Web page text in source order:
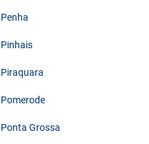
Penha
Pinhais
Piraquara
Pomerode
Ponta Grossa